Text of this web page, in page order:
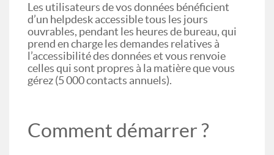
Les utilisateurs de vos données bénéficient
d’un helpdesk accessible tous les jours
ouvrables, pendant les heures de bureau, qui
prend en charge les demandes relatives à
l’accessibilité des données et vous renvoie
celles qui sont propres à la matière que vous
gérez (5 000 contacts annuels).
Comment démarrer ?